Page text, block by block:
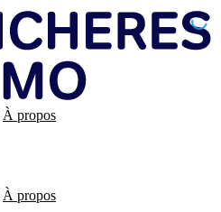
À propos
À propos